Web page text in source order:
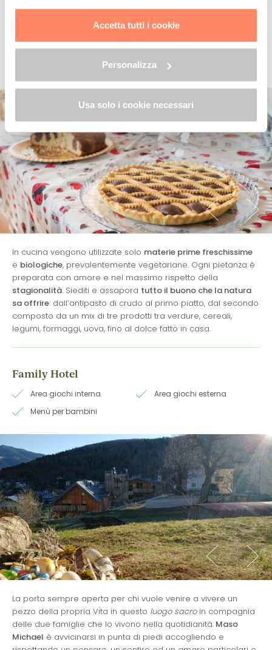
prestato e visualizzare le informazioni complete sul
trattamento dei dati clicca qui:"gestione cookie"
cookie.
Accetta tutti i cookie
Personalizza
Usa solo i cookie necessari
Ristorante
Bar
Cucina per celiaci
Cucina per vegetariani
Cucina per vegani
Cucina per intolleranze
Menù per bambini
In cucina vengono utilizzate solo materie prime freschissime
e biologiche, prevalentemente vegetariane. Ogni pietanza è
preparata con amore e nel massimo rispetto della
stagionalità. Siediti e assapora tutto il buono che la natura
sa offrire: dall’antipasto di crudo al primo piatto, dal secondo
composto da un mix di tre prodotti tra verdure, cereali,
legumi, formaggi, uova, fino al dolce fatto in casa.
Family Hotel
Area giochi interna
Area giochi esterna
Menù per bambini
La porta sempre aperta per chi vuole venire a vivere un
pezzo della propria Vita in questo luogo sacroin compagnia
delle due famiglie che lo vivono nella quotidianità. Maso
Michael è avvicinarsi in punta di piedi accogliendo e